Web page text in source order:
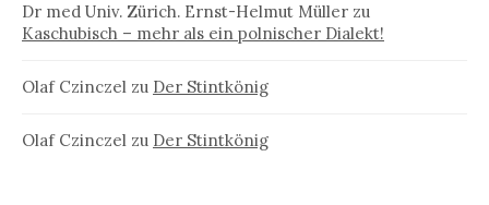
Dr med Univ. Zürich. Ernst-Helmut Müller zu
Kaschubisch – mehr als ein polnischer Dialekt!
Olaf Czinczel zu Der Stintkönig
Olaf Czinczel zu Der Stintkönig